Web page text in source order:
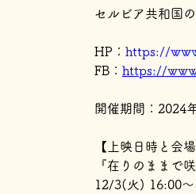
セルビア共和国
HP： https://
FB： https://
開催期間：2024
【上映日時と会場
『在りのままで咲
12/3(火) 16:00～